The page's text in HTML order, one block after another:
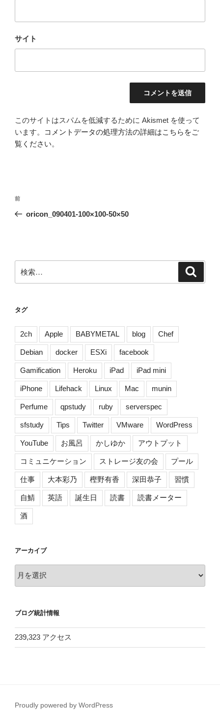
サイト
このサイトはスパムを低減するために Akismet を使って
います。
コメントデータの処理方法の詳細はこちらをご
覧ください。
投
ナ
ー
シ
前
の
前
oricon_090401-100×100-50×50
索:
タグ
2ch Apple BABYMETAL blog Chef
Debian docker ESXi facebook
Gamification Heroku iPad iPad mini
iPhone Lifehack Linux Mac munin
Perfume qpstudy ruby serverspec
sfstudy Tips Twitter VMware WordPress
YouTube お風呂 かしゆか アウトプット
コミュニケーション ストレージ友の会 プール
仕事 大本彩乃 樫野有香 深田恭子 習慣
自鯖 英語 誕生日 読書 読書メーター
酒
アーカイブ
ー
ブ
ブログ統計情報
239,323 アクセス
Proudly powered by WordPress